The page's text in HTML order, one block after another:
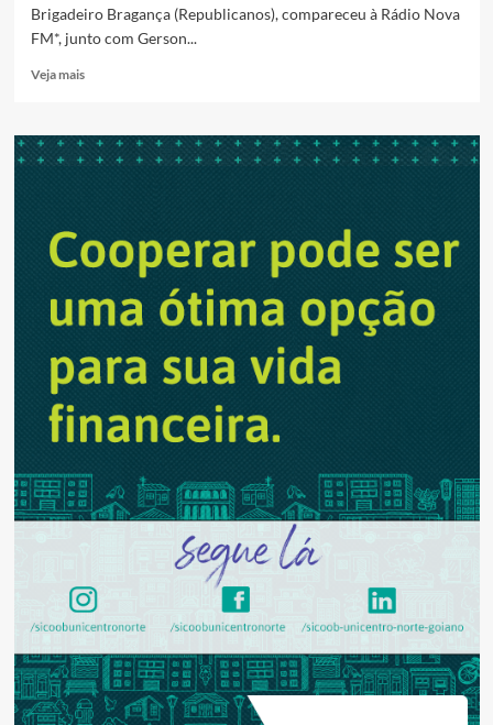
Brigadeiro Bragança (Republicanos), compareceu à Rádio Nova
FM*, junto com Gerson...
Veja maisRead
Deputado
federal
Brigadeiro
Bragança
disputa
pela
de
Anápolis